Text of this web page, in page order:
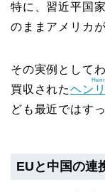
特に、習近平国
のままアメリカ
その実例として
買収されたヘン
ども最近ではす
EUと中国の連